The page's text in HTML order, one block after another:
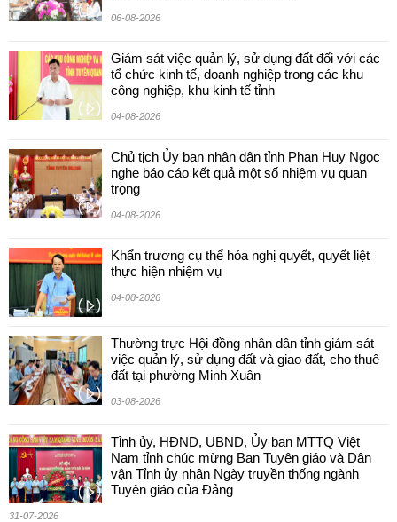
06-08-2026
Giám sát việc quản lý, sử dụng đất đối với các
tổ chức kinh tế, doanh nghiệp trong các khu
công nghiệp, khu kinh tế tỉnh
04-08-2026
Chủ tịch Ủy ban nhân dân tỉnh Phan Huy Ngọc
nghe báo cáo kết quả một số nhiệm vụ quan
trọng
04-08-2026
Khẩn trương cụ thể hóa nghị quyết, quyết liệt
thực hiện nhiệm vụ
04-08-2026
Thường trực Hội đồng nhân dân tỉnh giám sát
việc quản lý, sử dụng đất và giao đất, cho thuê
đất tại phường Minh Xuân
03-08-2026
Tỉnh ủy, HĐND, UBND, Ủy ban MTTQ Việt
Nam tỉnh chúc mừng Ban Tuyên giáo và Dân
vận Tỉnh ủy nhân Ngày truyền thống ngành
Tuyên giáo của Đảng
31-07-2026